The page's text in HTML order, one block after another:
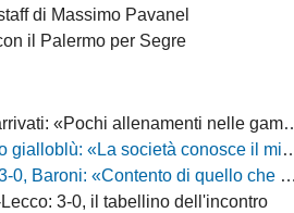
di Massimo Pavanel
il Palermo per Segre
nelle gambe, era importante metterli in campo»
conosce il mio progetto, la mia garanzia è Sogliano»
quello che ho visto, la strada è questa e non torneremo indietro»
3-0, il tabellino dell'incontro